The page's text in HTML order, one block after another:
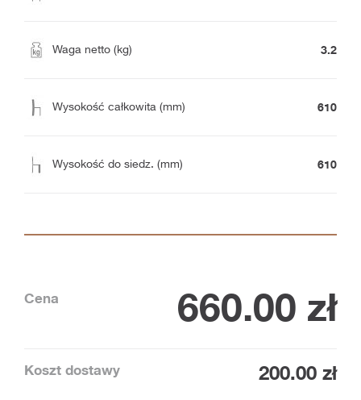
Waga netto (kg) 3.2
Wysokość całkowita (mm) 610
Wysokość do siedz. (mm) 610
Cena 660.00 zł
Koszt dostawy 200.00 zł